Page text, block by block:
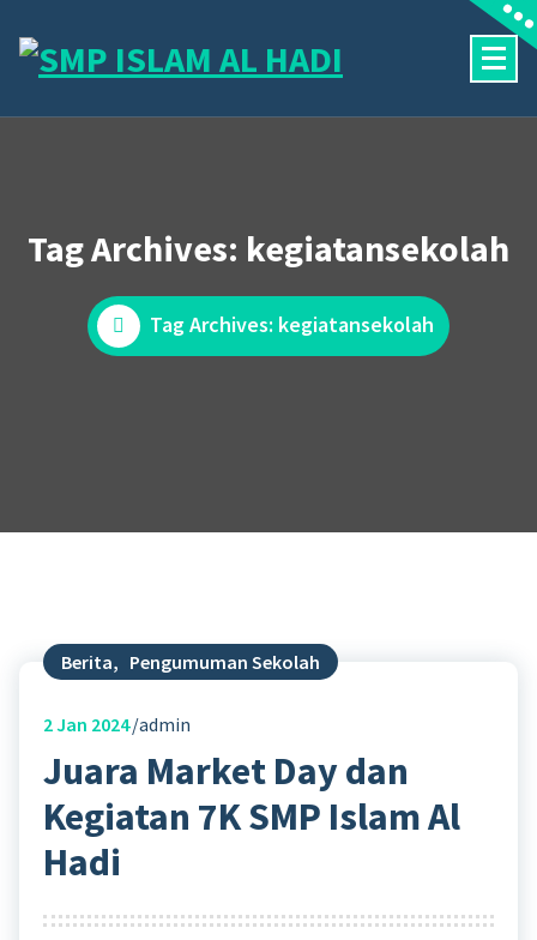
content
Tag Archives: kegiatansekolah
Tag Archives: kegiatansekolah
Berita, Pengumuman Sekolah
2Jan 2024 admin
Juara Market Day dan
Kegiatan 7K SMP Islam Al
Hadi